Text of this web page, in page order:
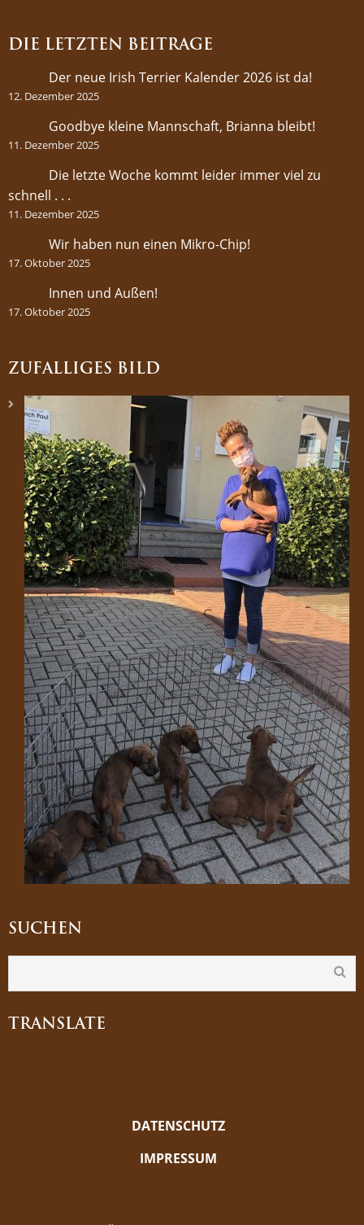
DIE LETZTEN BEITRÄGE
Der neue Irish Terrier Kalender 2026 ist da!
12. Dezember 2025
Goodbye kleine Mannschaft, Brianna bleibt!
11. Dezember 2025
Die letzte Woche kommt leider immer viel zu
schnell . . .
11. Dezember 2025
Wir haben nun einen Mikro-Chip!
17. Oktober 2025
Innen und Außen!
17. Oktober 2025
ZUFÄLLIGES BILD
SUCHEN
TRANSLATE
DATENSCHUTZ
IMPRESSUM